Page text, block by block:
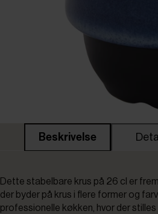
Beskrivelse
Dette stabelbare krus på 26 cl er
der byder på krus i flere former og
professionelle køkken, hvor der